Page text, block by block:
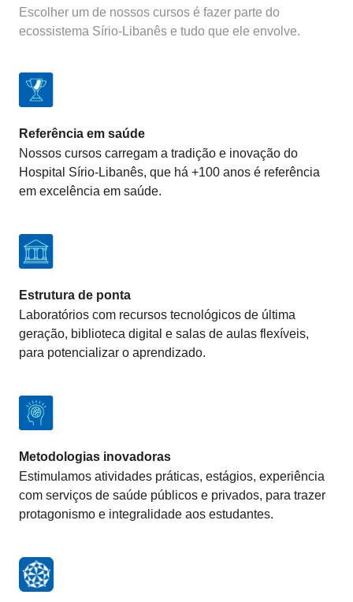
Escolher um de nossos cursos é fazer parte do
ecossistema Sírio-Libanês e tudo que ele envolve.
Referência em saúde
Nossos cursos carregam a tradição e inovação do
Hospital Sírio-Libanês, que há +100 anos é referência
em excelência em saúde.
Estrutura de ponta
Laboratórios com recursos tecnológicos de última
geração, biblioteca digital e salas de aulas flexíveis,
para potencializar o aprendizado.
Metodologias inovadoras
Estimulamos atividades práticas, estágios, experiência
com serviços de saúde públicos e privados, para trazer
protagonismo e integralidade aos estudantes.